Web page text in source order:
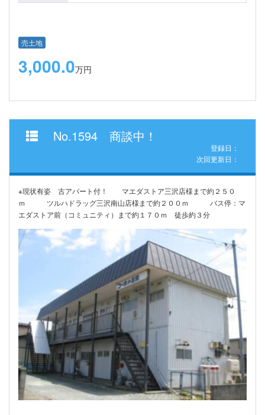
売土地
3,000.0万円
No.1594 商談中！
登録日：
次回更新日：
※現状有姿 古アパート付！ マエダストア三沢店様まで約２５０
ｍ ツルハドラッグ三沢南山店様まで約２００ｍ バス停：マ
エダストア前（コミュニティ）まで約１７０ｍ 徒歩約３分